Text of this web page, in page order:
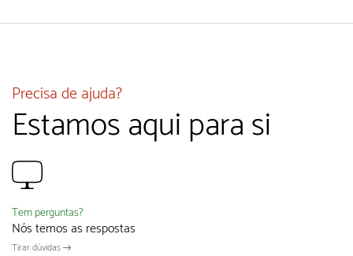
Precisa de ajuda?
Estamos aqui para si
Tem perguntas?
Nós temos as respostas
Tirar dúvidas